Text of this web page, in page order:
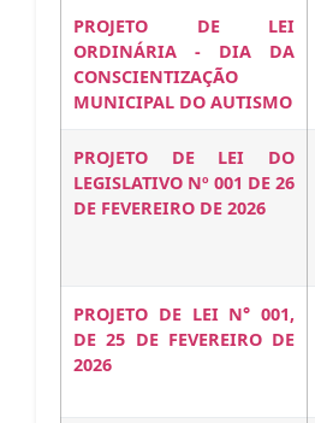
PROJETO DE LEI
ORDINÁRIA - DIA DA
CONSCIENTIZAÇÃO
MUNICIPAL DO AUTISMO
PROJETO DE LEI DO
LEGISLATIVO Nº 001 DE 26
DE FEVEREIRO DE 2026
PROJETO DE LEI N° 001,
DE 25 DE FEVEREIRO DE
2026